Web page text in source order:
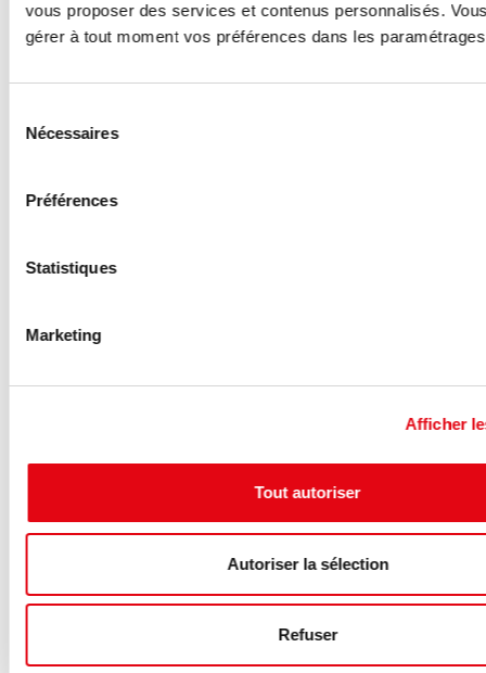
vous proposer des services et contenus personnalisés.
gérer à tout moment vos préférences dans les
Nécessaires
Préférences
Statistiques
Marketing
Afficher
Tout autoriser
Autoriser la sélection
Refuser
Ces annonces pourraient vous
Vente Investisseur Bureaux LIMAS
3 avenue Edouard Herriot , 69400 LIMAS
Nous consulter